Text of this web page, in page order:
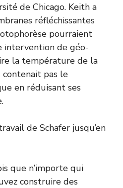
de Chicago. Keith a
réfléchissantes
pourraient
intervention de géo-
la température de la
pas le
en réduisant ses
de Schafer jusqu’en
que n’importe qui
construire des